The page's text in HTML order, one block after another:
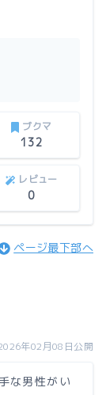
す。
ブクマ
132
レビュー
0
ページ最下部へ
年02月08日公開
な男性がい